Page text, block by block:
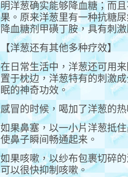
明洋葱确实能够降血糖；而
果。原来洋葱里有一种抗糖
降血糖剂甲磺丁胺，具有刺
【洋葱还有其他多种疗效】
在日常生活中，洋葱还可用
置于枕边，洋葱特有的刺激
眠的神奇功效。
感冒的时候，喝加了洋葱的
如果鼻塞，以一小片洋葱抵
使鼻子瞬间畅通起来。
如果咳嗽，以纱布包裹切碎
可以很快抑制咳嗽。